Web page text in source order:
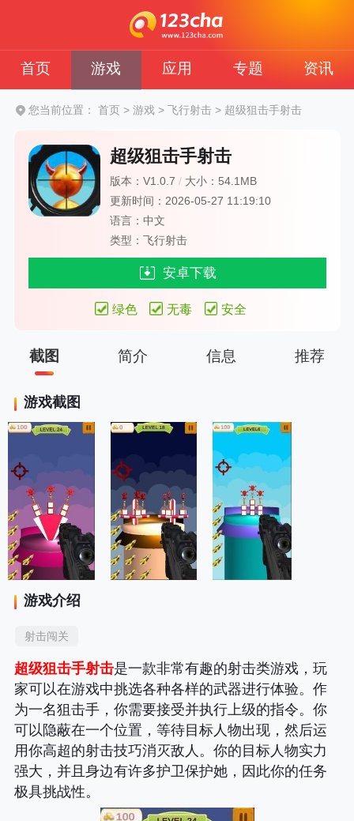
首页 游戏 应用 专题 资讯
您当前位置： 首页 > 游戏 > 飞行射击 >超级狙击手射击
超级狙击手射击
版本：V1.0.7/ 大小：54.1MB
更新时间：2026-05-27 11:19:10
语言：中文
类型：飞行射击
安卓下载
绿色 无毒 安全
截图 简介 信息 推荐
游戏截图
游戏介绍
射击闯关
超级狙击手射击是一款非常有趣的射击类游戏，玩
家可以在游戏中挑选各种各样的武器进行体验。作
为一名狙击手，你需要接受并执行上级的指令。你
可以隐蔽在一个位置，等待目标人物出现，然后运
用你高超的射击技巧消灭敌人。你的目标人物实力
强大，并且身边有许多护卫保护她，因此你的任务
极具挑战性。